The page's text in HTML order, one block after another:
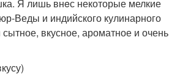
Я лишь внeс некоторые мелкие
Веды и индийского кулинарного
вкусное, ароматное и очень